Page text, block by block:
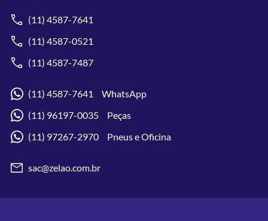
(11) 4587-7641
(11) 4587-0521
(11) 4587-7487
(11) 4587-7641 WhatsApp
(11) 96197-0035 Peças
(11) 97267-2970 Pneus e Oficina
sac@zelao.com.br